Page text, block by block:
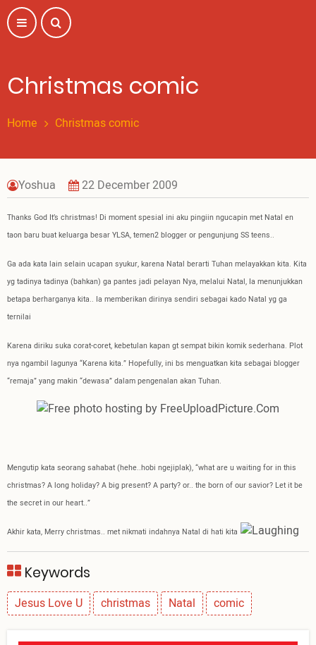
Skip
to
main
Christmas comic
Home Christmas comic
Yoshua 22 December 2009
Thanks God It’s christmas! Di moment spesial ini aku pingiin ngucapin met Natal en
taon baru buat keluarga besar YLSA, temen2 blogger or pengunjung SS teens..
Ga ada kata lain selain ucapan syukur, karena Natal berarti Tuhan melayakkan kita. Kita
yg tadinya tadinya (bahkan) ga pantes jadi pelayan Nya, melalui Natal, Ia menunjukkan
betapa berharganya kita.. Ia memberikan dirinya sendiri sebagai kado Natal yg ga
ternilai
Karena diriku suka corat-coret, kebetulan kapan gt sempat bikin komik sederhana. Plot
nya ngambil lagunya “Karena kita.” Hopefully, ini bs menguatkan kita sebagai blogger
“remaja” yang makin “dewasa” dalam pengenalan akan Tuhan.
Mengutip kata seorang sahabat (hehe..hobi ngejiplak), “what are u waiting for in this
christmas? A long holiday? A big present? A party? or.. the born of our savior? Let it be
the secret in our heart..”
Akhir kata, Merry christmas.. met nikmati indahnya Natal di hati kita
Keywords
Jesus Love U christmas Natal comic